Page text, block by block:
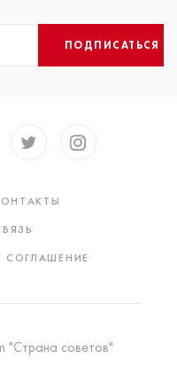
ПОДПИСАТЬСЯ
СОГЛАШЕНИЕ
"Страна советов"